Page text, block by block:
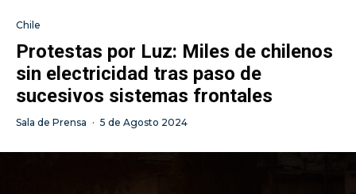
Chile
Protestas por Luz: Miles de chilenos
sin electricidad tras paso de
sucesivos sistemas frontales
Sala de Prensa · 5 de Agosto 2024